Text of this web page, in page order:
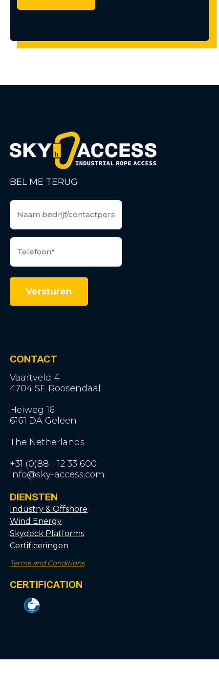
BEL ME TERUG
CONTACT
Vaartveld 4
4704 SE Roosendaal
Heiweg 16
6161 DA Geleen
The Netherlands
+31 (0)88 - 12 33 600
info@sky-access.com
DIENSTEN
Industry & Offshore
Wind Energy
Skydeck Platforms
Certificeringen
Terms and Conditions
CERTIFICATION